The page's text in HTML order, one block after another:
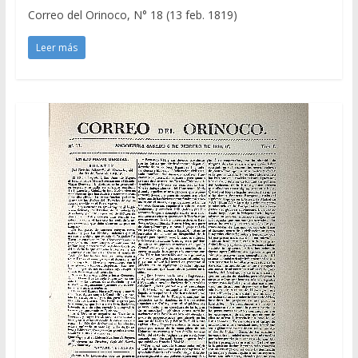
Correo del Orinoco, N° 18 (13 feb. 1819)
Leer más